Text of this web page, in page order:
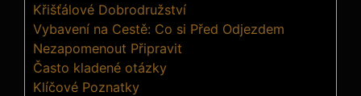
Křišťálové Dobrodružství
Vybavení na Cestě: Co si Před Odjezdem
Nezapomenout Připravit
Často kladené otázky
Klíčové Poznatky